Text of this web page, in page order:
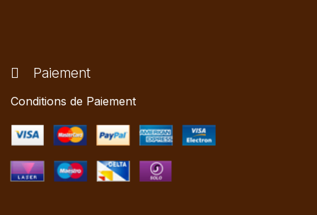
Paiement
Conditions de Paiement